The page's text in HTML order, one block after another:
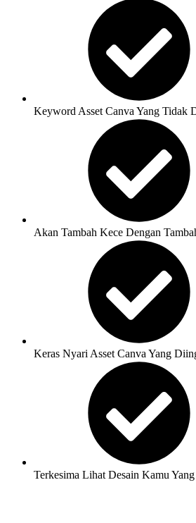
Keyword Asset Canva Yang Tidak
Akan Tambah Kece Dengan
Keras Nyari Asset Canva Yang
Terkesima Lihat Desain Kamu